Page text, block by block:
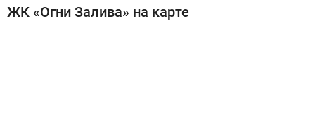
ЖК «Огни Залива» на карте